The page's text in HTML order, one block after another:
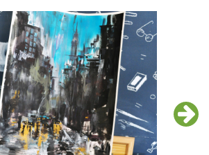
Další